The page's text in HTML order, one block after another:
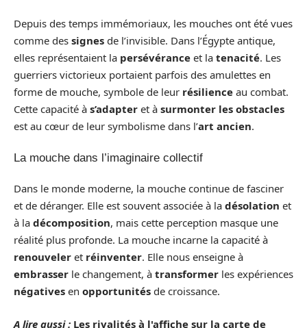
Depuis des temps immémoriaux, les mouches ont été vues
comme des signes de l’invisible. Dans l’Égypte antique,
elles représentaient la persévérance et la tenacité. Les
guerriers victorieux portaient parfois des amulettes en
forme de mouche, symbole de leur résilience au combat.
Cette capacité à s’adapter et à surmonter les obstacles
est au cœur de leur symbolisme dans l’art ancien.
La mouche dans l’imaginaire collectif
Dans le monde moderne, la mouche continue de fasciner
et de déranger. Elle est souvent associée à la désolation et
à la décomposition, mais cette perception masque une
réalité plus profonde. La mouche incarne la capacité à
renouveler et réinventer. Elle nous enseigne à
embrasser le changement, à transformer les expériences
négatives en opportunités de croissance.
A lire aussi : Les rivalités à l'affiche sur la carte de